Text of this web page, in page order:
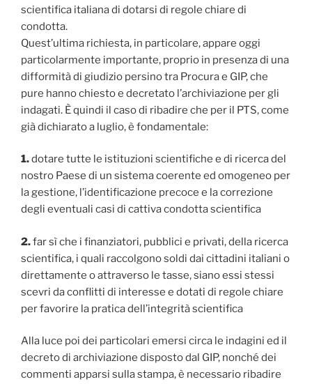
scientifica italiana di dotarsi di regole chiare di
condotta.
Quest’ultima richiesta, in particolare, appare oggi
particolarmente importante, proprio in presenza di una
difformità di giudizio persino tra Procura e GIP, che
pure hanno chiesto e decretato l’archiviazione per gli
indagati. È quindi il caso di ribadire che per il PTS, come
già dichiarato a luglio, è fondamentale:
1.dotare tutte le istituzioni scientifiche e di ricerca del
nostro Paese di un sistema coerente ed omogeneo per
la gestione, l’identificazione precoce e la correzione
degli eventuali casi di cattiva condotta scientifica
2.far sì che i finanziatori, pubblici e privati, della ricerca
scientifica, i quali raccolgono soldi dai cittadini italiani o
direttamente o attraverso le tasse, siano essi stessi
scevri da conflitti di interesse e dotati di regole chiare
per favorire la pratica dell’integrità scientifica
Alla luce poi dei particolari emersi circa le indagini ed il
decreto di archiviazione disposto dal GIP, nonché dei
commenti apparsi sulla stampa, è necessario ribadire